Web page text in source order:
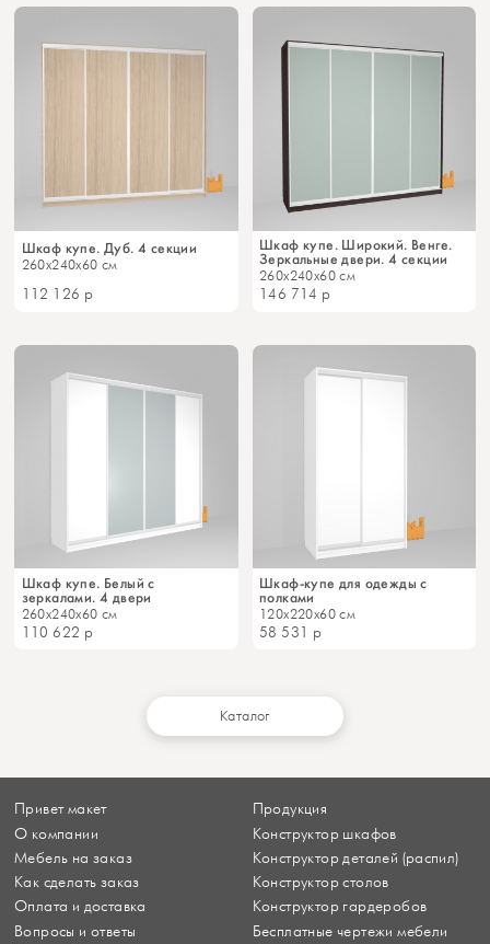
Шкаф купе. Дуб. 4 секции
260x240x60 см
112 126 р
Шкаф купе. Широкий. Венге.
Зеркальные двери. 4 секции
260x240x60 см
146 714 р
Шкаф купе. Белый с
зеркалами. 4 двери
260x240x60 см
110 622 р
Шкаф-купе для одежды с
полками
120x220x60 см
58 531 р
Каталог
Привет макет
О компании
Мебель на заказ
Как сделать заказ
Оплата и доставка
Вопросы и ответы
Продукция
Конструктор шкафов
Конструктор деталей (распил)
Конструктор столов
Конструктор гардеробов
Бесплатные чертежи мебели